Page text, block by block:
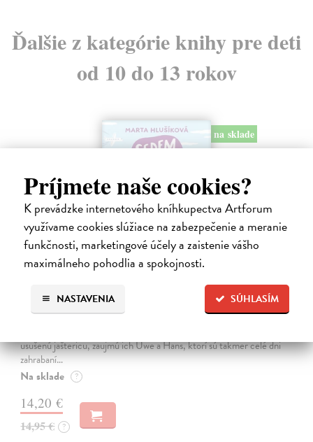
Príjmete naše cookies?
K prevádzke internetového kníhkupectva Artforum
využívame cookies slúžiace na zabezpečenie a meranie
funkčnosti, marketingové účely a zaistenie vášho
maximálneho pohodlia a spokojnosti.
SÚHLASÍM
NASTAVENIA
Ďalšie z kategórie knihy pre deti
od 10 do 13 rokov
na sklade
Hlušíková Marta| Kniha
Dovolenka na Kréte je niekedy plná prekvapení. Súrodenci Noro a
usušenú jaštericu, zaujmú ich Uwe a Hans, ktorí sú takmer celé dni
zahrabaní…
Na sklade ?
14,20 €
14,95 € ?